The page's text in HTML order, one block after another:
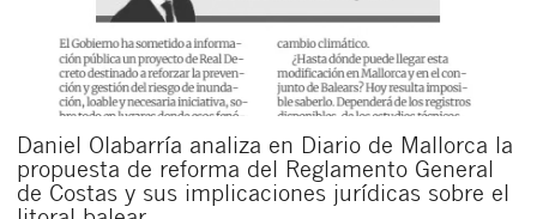
Daniel Olabarría analiza en Diario de Mallorca la
propuesta de reforma del Reglamento General
de Costas y sus implicaciones jurídicas sobre el